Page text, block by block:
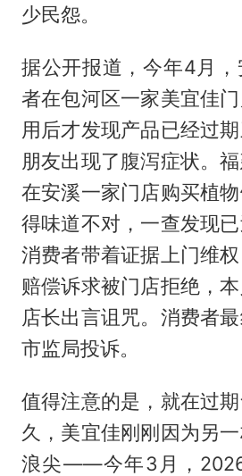
少民怨。
据公开报道，今年4月
者在包河区一家美宜佳
用后才发现产品已经过
朋友出现了腹泻症状。
在安溪一家门店购买植
得味道不对，一查发现已
消费者带着证据上门维
赔偿诉求被门店拒绝，
店长出言诅咒。消费者
市监局投诉。
值得注意的是，就在过
久，美宜佳刚刚因为另
浪尖——今年3月，2026